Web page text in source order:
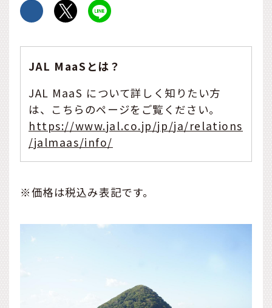
JAL MaaSとは？
JAL MaaS について詳しく知りたい方
は、こちらのページをご覧ください。
https://www.jal.co.jp/jp/ja/relations
/jalmaas/info/
※価格は税込み表記です。